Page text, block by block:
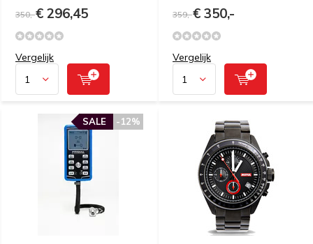
350,-€ 296,45
Vergelijk
359,-€ 350,-
Vergelijk
-12%
SALE